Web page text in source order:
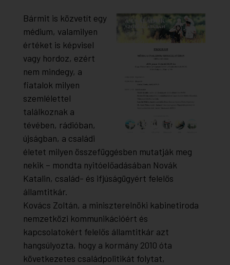
Bármit is közvetít egy
médium, valamilyen
értéket is képvisel
vagy hordoz, ezért
nem mindegy, a
fiatalok milyen
szemlélettel
találkoznak a
tévében, rádióban,
újságban, a családi
életet milyen összefüggésben mutatják meg
nekik – mondta nyitóelőadásában Novák
Katalin, család- és ifjúságügyért felelős
államtitkár.
Kovács Zoltán, a miniszterelnöki kabinetiroda
nemzetközi kommunikációért és
kapcsolatokért felelős államtitkár azt
hangsúlyozta, hogy a kormány 2010 óta
következetes családpolitikát folytat,